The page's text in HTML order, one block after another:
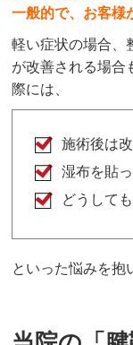
一般的で、お客様
軽い症状の場合、
が改善される場合
際には、
施術後は
湿布を貼
どうして
といった悩みを抱